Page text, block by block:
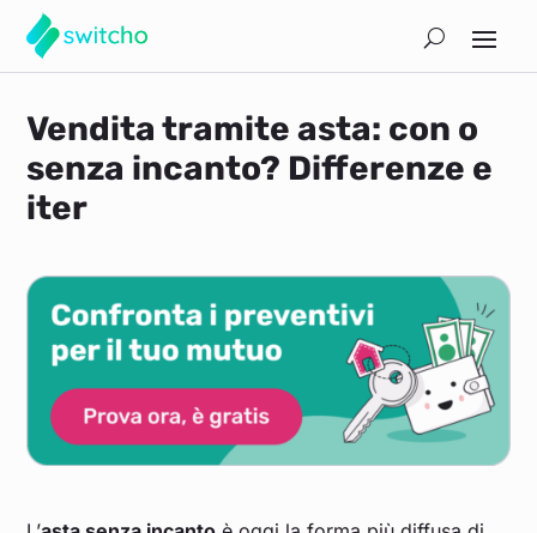
Vendita tramite asta: con o
senza incanto? Differenze e
iter